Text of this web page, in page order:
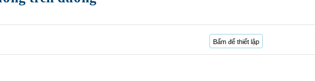
Bấm để thiết lập